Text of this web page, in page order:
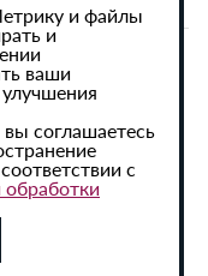
активная
и файлы
и
ваши
соглашаетесь
с